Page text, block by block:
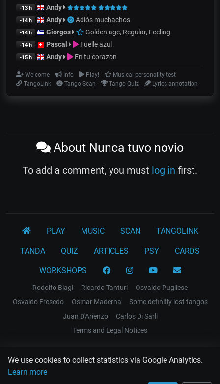
We use cookies to collect statistics via Google Analytics.
Learn more
-13 h Andy
-14 h Andy Adiós muchachos
-14 h Giorgos Golden age, Regular, Feeling
-14 h Pascal Fuelle azul
-15 h Andy En tu corazon
Welcome Info Play!
Musical personality test
TangoLink
Tango Scan Tango Quiz Lyrics annotation
About Nunca tuvo novio
To add a comment, you must log in first.
PLAY MUSIC SCAN TANGOLINK
TANDA QUIZ ARTICLES PSY CARDS
WORKSHOPS
Rodolfo Biagi Ricardo Tanturi
Osvaldo Pugliese
Osvaldo Fresedo
Osmar Maderna
Some definitly lost tangos
Juan D'Arienzo
Carlos Di Sarli
Terms and Legal Notices
EL RECODO TANGO